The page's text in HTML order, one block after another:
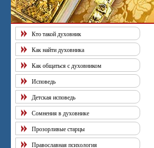
Кто такой духовник
Как найти духовника
Как общаться с духовником
Исповедь
Детская исповедь
Сомнения в духовнике
Прозорливые старцы
Православная психология